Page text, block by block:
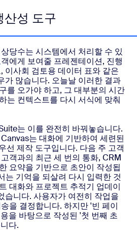
산성 도구
당수는 시스템에서 처리할 수 있
에게 보여줄 프레젠테이션, 진행
이사회 검토용 데이터 표와 같은
가 많습니다. 오늘날 이러한 결과
를 오가야 하고, 그 대부분의 시간
는 컨텍스트를 다시 서식에 맞춰
는 이를 완전히 바꿔놓습니다.
는 대화에 기반하여 세련된
선 제작 도구입니다. 다음 주 고객
객과의 최근 세 번의 통화, CRM
요약을 기반으로 초안이 작성됩
는 기억을 되살려 다시 입력한 것
대화와 프로젝트 추적기 업데이
습니다. 사용자가 여전히 작업을
을 결정합니다. 하지만 '빈 페이
을 바탕으로 작성된 '첫 번째 초
다.